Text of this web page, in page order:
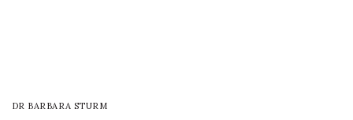
DR BARBARA STURM